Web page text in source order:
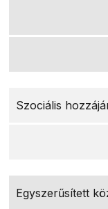
Szociális
Egyszerűsített